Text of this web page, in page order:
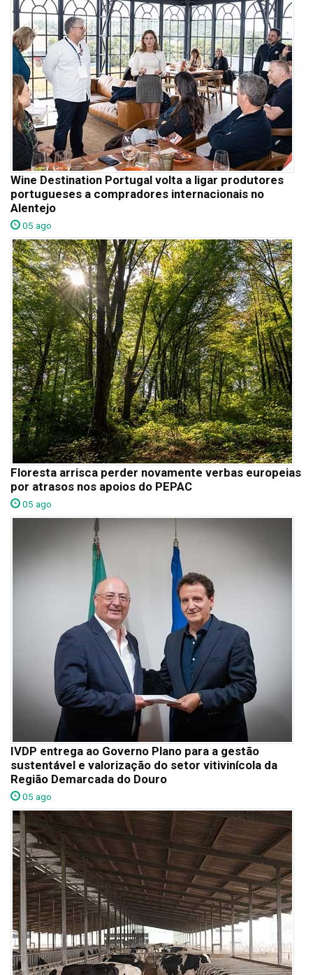
Wine Destination Portugal volta a ligar produtores
portugueses a compradores internacionais no
Alentejo
05 ago
Floresta arrisca perder novamente verbas europeias
por atrasos nos apoios do PEPAC
05 ago
IVDP entrega ao Governo Plano para a gestão
sustentável e valorização do setor vitivinícola da
Região Demarcada do Douro
05 ago